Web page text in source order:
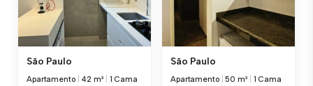
São Paulo
Apartamento 42 m² 1 Cama
São Paulo
Apartamento |50 m² 1 Cama